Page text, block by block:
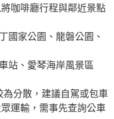
咖啡廳行程與鄰近景點
國家公園、龍磐公園、
站、愛琴海岸風景區
為分散，建議自駕或包車
運輸，需事先查詢公車